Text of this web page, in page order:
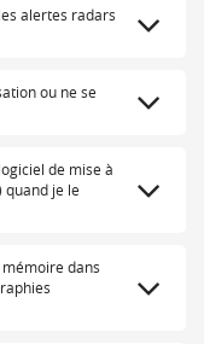
alertes radars
ou ne se
de mise à
quand je le
mémoire dans